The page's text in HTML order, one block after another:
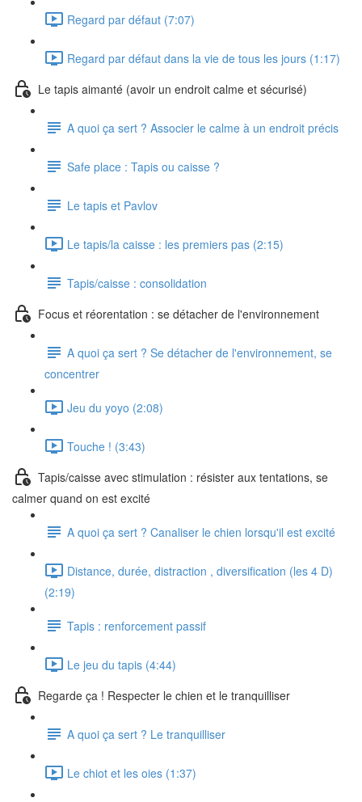
Regard par défaut (7:07)
Regard par défaut dans la vie de tous les jours (1:17)
Le tapis aimanté (avoir un endroit calme et sécurisé)
A quoi ça sert ? Associer le calme à un endroit précis
Safe place : Tapis ou caisse ?
Le tapis et Pavlov
Le tapis/la caisse : les premiers pas (2:15)
Tapis/caisse : consolidation
Focus et réorentation : se détacher de l'environnement
A quoi ça sert ? Se détacher de l'environnement, se
concentrer
Jeu du yoyo (2:08)
Touche ! (3:43)
Tapis/caisse avec stimulation : résister aux tentations, se
calmer quand on est excité
A quoi ça sert ? Canaliser le chien lorsqu'il est excité
Distance, durée, distraction , diversification (les 4 D)
(2:19)
Tapis : renforcement passif
Le jeu du tapis (4:44)
Regarde ça ! Respecter le chien et le tranquilliser
A quoi ça sert ? Le tranquilliser
Le chiot et les oies (1:37)